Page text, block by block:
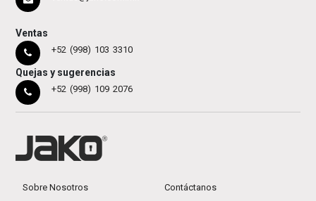
Ventas
+52 (998) 103 3310
Quejas y sugerencias
+52 (998) 109 2076
Sobre Nosotros Contáctanos